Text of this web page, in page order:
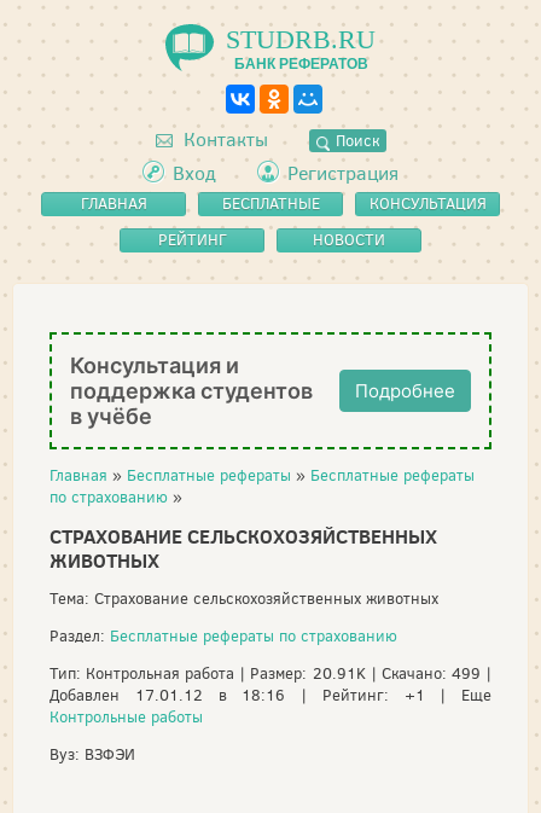
STUDRB.RU
БАНК РЕФЕРАТОВ
Контакты Поиск
Вход Регистрация
ГЛАВНАЯ
БЕСПЛАТНЫЕ
РЕФЕРАТЫ
КОНСУЛЬТАЦИЯ
РЕЙТИНГ
НОВОСТИ
Консультация и
поддержка студентов
в учёбе
Подробнее
Главная » Бесплатные рефераты » Бесплатные рефераты
по страхованию »
СТРАХОВАНИЕ СЕЛЬСКОХОЗЯЙСТВЕННЫХ
ЖИВОТНЫХ
Тема: Страхование сельскохозяйственных животных
Раздел: Бесплатные рефераты по страхованию
Тип: Контрольная работа | Размер: 20.91K | Скачано: 499 |
Добавлен 17.01.12 в 18:16 | Рейтинг: +1 | Еще
Контрольные работы
Вуз: ВЗФЭИ